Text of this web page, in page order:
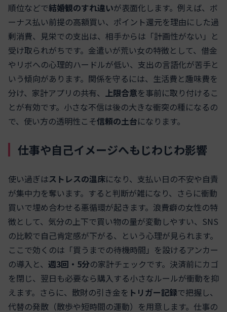
順位などで結婚観のすれ違いが表面化します。例えば、ボ
ーナス払い前提の高額買い、ポイント還元を理由にした過
剰消費、見栄での支出は、相手からは「計画性がない」と
受け取られがちです。金遣いが荒い女の特徴として、借金
やリボへの心理的ハードルが低い、支出の言語化が苦手と
いう傾向があります。関係を守るには、生活費と趣味費を
分け、家計アプリの共有、
上限合意を事前に取り付けるこ
とが有効です。小さな不信は後の大きな衝突の種になるの
で、使い方の透明性こそ信頼の土台になります。
仕事や自己イメージへもじわじわ影響
使い過ぎはストレスの温床になり、支払い日の不安や自責
が集中力を奪います。すると判断が雑になり、さらに衝動
買いで埋め合わせる悪循環が起きます。浪費癖の女性の特
徴として、気分の上下で買い物の量が変動しやすい、SNS
の比較で自己肯定感が下がる、という心理が見られます。
ここで効くのは「買うまでの待機時間」を設けるアンカー
の導入と、 週3回・5分の家計チェックです。決済前にカゴ
を閉じ、翌日も必要なら購入する小さなルールが衝動を抑
えます。さらに、散財の引き金を トリガー記録で把握し、
代替の発散（散歩や短時間の運動）を用意します。仕事の